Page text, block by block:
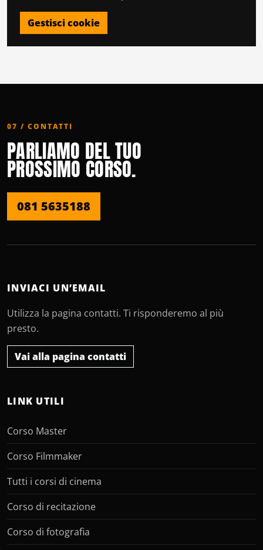
Gestisci cookie
07 / CONTATTI
PARLIAMO DEL TUO
PROSSIMO CORSO.
081 5635188
INVIACI UN’EMAIL
Utilizza la pagina contatti. Ti risponderemo al più
presto.
Vai alla pagina contatti
LINK UTILI
Corso Master
Corso Filmmaker
Tutti i corsi di cinema
Corso di recitazione
Corso di fotografia